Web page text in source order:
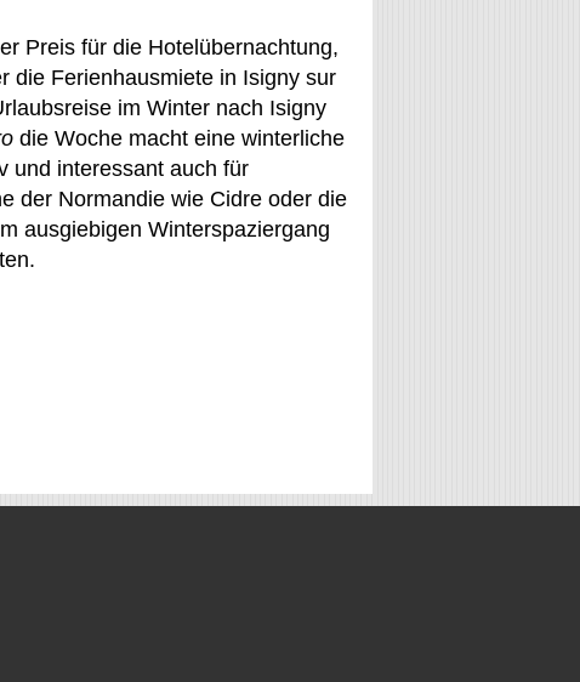
Preis für die Hotelübernachtung,
die Ferienhausmiete in Isigny sur
im Winter nach Isigny
die Woche macht eine winterliche
und interessant auch für
der Normandie wie Cidre oder die
ausgiebigen Winterspaziergang